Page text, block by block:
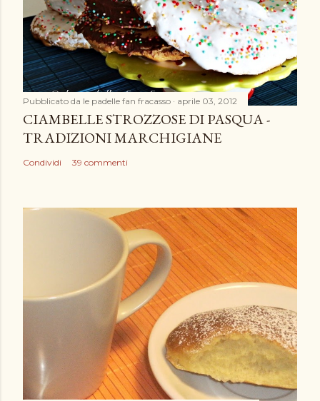
Pubblicato da le padelle fan fracasso aprile 03, 2012
CIAMBELLE STROZZOSE DI PASQUA -
TRADIZIONI MARCHIGIANE
Condividi 39 commenti